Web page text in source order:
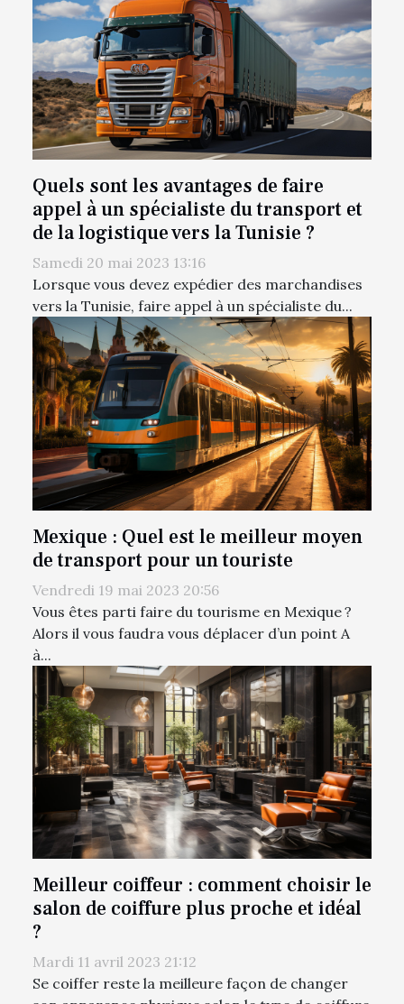
Quels sont les avantages de faire
appel à un spécialiste du transport et
de la logistique vers la Tunisie ?
Samedi 20 mai 2023 13:16
Lorsque vous devez expédier des marchandises
vers la Tunisie, faire appel à un spécialiste du...
Mexique : Quel est le meilleur moyen
de transport pour un touriste
Vendredi 19 mai 2023 20:56
Vous êtes parti faire du tourisme en Mexique ?
Alors il vous faudra vous déplacer d’un point A
à...
Meilleur coiffeur : comment choisir le
salon de coiffure plus proche et idéal
?
Mardi 11 avril 2023 21:12
Se coiffer reste la meilleure façon de changer